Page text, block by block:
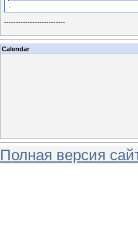
;
--------------------------
Calendar
Полная версия